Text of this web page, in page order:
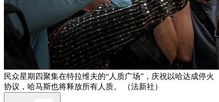
民众星期四聚集在特拉维夫的“人质广场”，庆祝以哈达成停火
协议，哈马斯也将释放所有人质。 （法新社）